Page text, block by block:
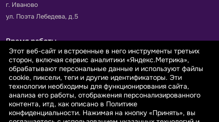
г. Иваново
ул. Поэта Лебедева, д.5
Время работы
Пн-Пт с 9.00 до 18.00
Сб-Вс: выходной
Принимаем к оплате
Этот веб-сайт и встроенные в него инструменты третьих
сторон, включая сервис аналитики «Яндекс.Метрика»,
обрабатывают персональные данные и используют файлы
cookie, пиксели, теги и другие идентификаторы. Эти
технологии необходимы для функционирования сайта,
анализа его работы, отображения персонализированного
контента, итд, как описано в Политике
конфиденциальности. Нажимая на кнопку «Принять», вы